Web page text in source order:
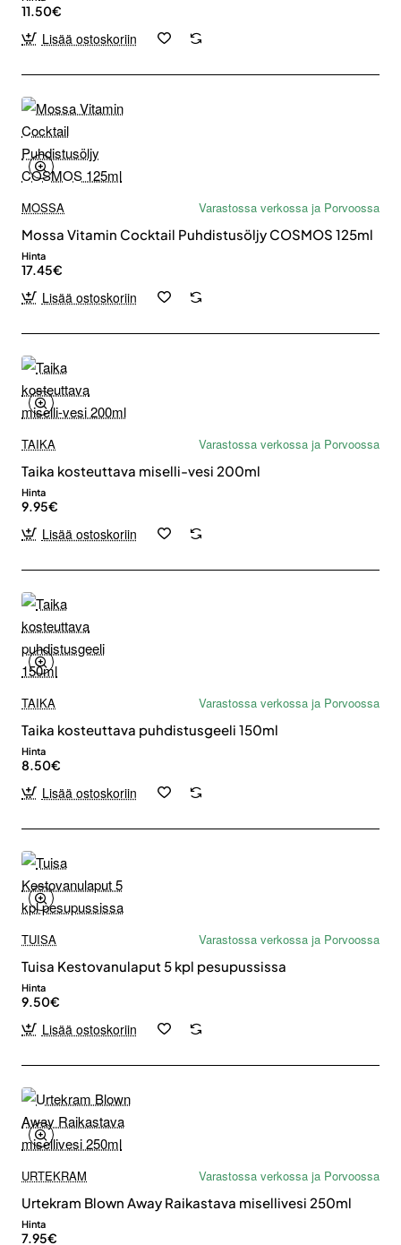
11.50€
Lisää ostoskoriin
MOSSA
Varastossa verkossa ja Porvoossa
Mossa Vitamin Cocktail Puhdistusöljy COSMOS 125ml
Hinta
17.45€
Lisää ostoskoriin
TAIKA
Varastossa verkossa ja Porvoossa
Taika kosteuttava miselli-vesi 200ml
Hinta
9.95€
Lisää ostoskoriin
TAIKA
Varastossa verkossa ja Porvoossa
Taika kosteuttava puhdistusgeeli 150ml
Hinta
8.50€
Lisää ostoskoriin
TUISA
Varastossa verkossa ja Porvoossa
Tuisa Kestovanulaput 5 kpl pesupussissa
Hinta
9.50€
Lisää ostoskoriin
URTEKRAM
Varastossa verkossa ja Porvoossa
Urtekram Blown Away Raikastava misellivesi 250ml
Hinta
7.95€